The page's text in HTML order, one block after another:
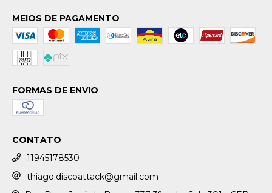
MEIOS DE PAGAMENTO
FORMAS DE ENVIO
CONTATO
11945178530
thiago.discoattack@gmail.com